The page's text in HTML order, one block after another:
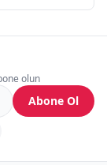
olun
Abone Ol